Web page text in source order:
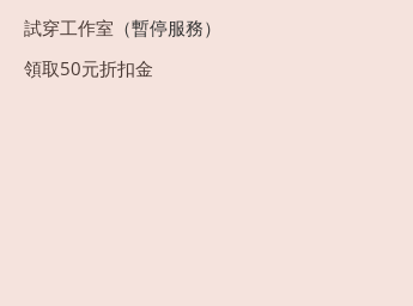
試穿工作室 （暫停服務）
領取50元折扣金